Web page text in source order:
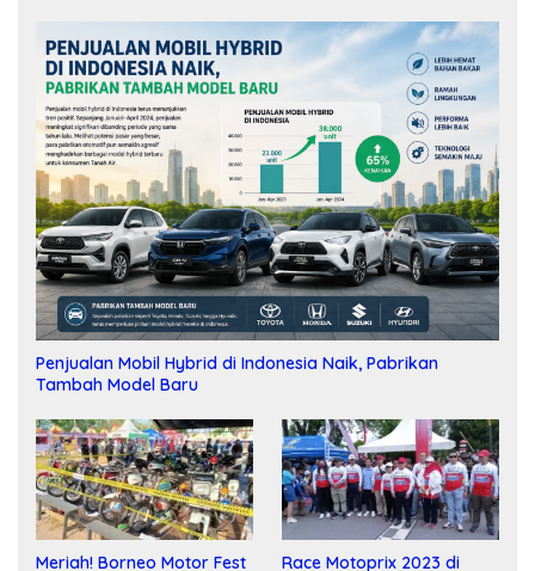
Penjualan Mobil Hybrid di Indonesia Naik, Pabrikan
Tambah Model Baru
Meriah! Borneo Motor Fest
Race Motoprix 2023 di